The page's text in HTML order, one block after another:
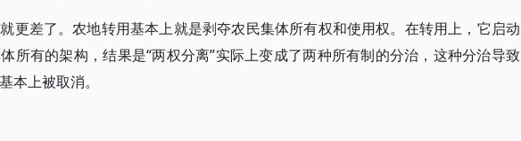
更差了。农地转用基本上就是剥夺农民集体所有权和使用权。在转用上，它启动
所有的架构，结果是“两权分离”实际上变成了两种所有制的分治，这种分治导致
本上被取消。